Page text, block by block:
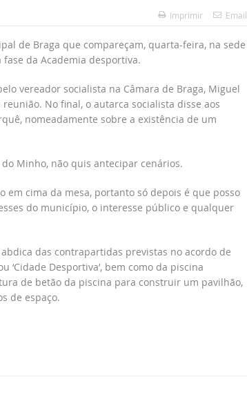
Imprimir Email
de Braga que compareçam, quarta-feira, na sede
da Academia desportiva.
vereador socialista na Câmara de Braga, Miguel
No final, o autarca socialista disse aos
nomeadamente sobre a existência de um
Minho, não quis antecipar cenários.
cima da mesa, portanto só depois é que posso
do município, o interesse público e qualquer
das contrapartidas previstas no acordo de
‘Cidade Desportiva’, bem como da piscina
de betão da piscina para construir um pavilhão,
de espaço.